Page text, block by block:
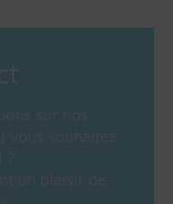
sur nos
vous souhaitez
?
un plaisir de